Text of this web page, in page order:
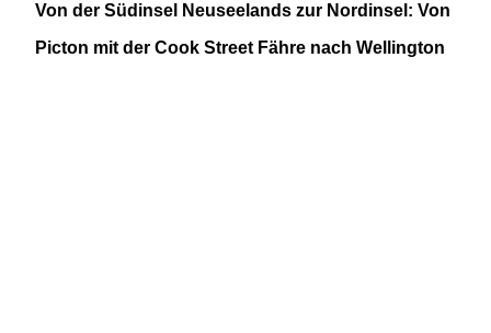
Von der Südinsel Neuseelands zur Nordinsel: Von
Picton mit der Cook Street Fähre nach Wellington